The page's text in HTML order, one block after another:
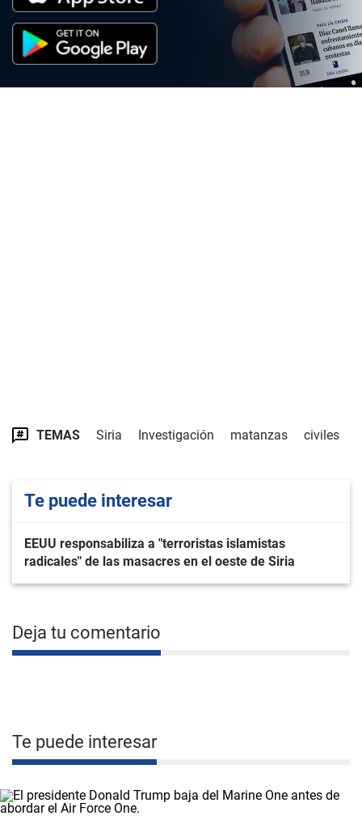
TEMAS Siria Investigación matanzas civiles
Te puede interesar
EEUU responsabiliza a "terroristas islamistas
radicales" de las masacres en el oeste de Siria
Deja tu comentario
Te puede interesar